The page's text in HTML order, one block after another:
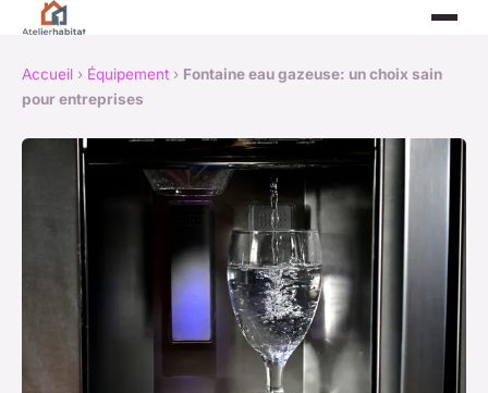
Accueil › Équipement › Fontaine eau gazeuse: un choix sain
pour entreprises